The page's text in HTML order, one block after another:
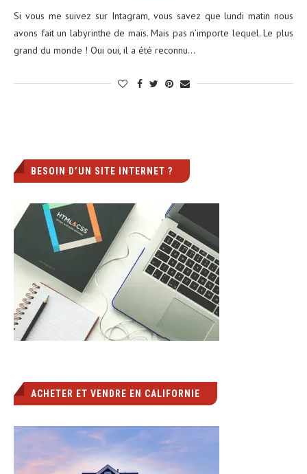
Si vous me suivez sur Intagram, vous savez que lundi matin nous
avons fait un labyrinthe de maïs. Mais pas n’importe lequel. Le plus
grand du monde ! Oui oui, il a été reconnu…
BESOIN D’UN SITE INTERNET ?
ACHETER ET VENDRE EN CALIFORNIE